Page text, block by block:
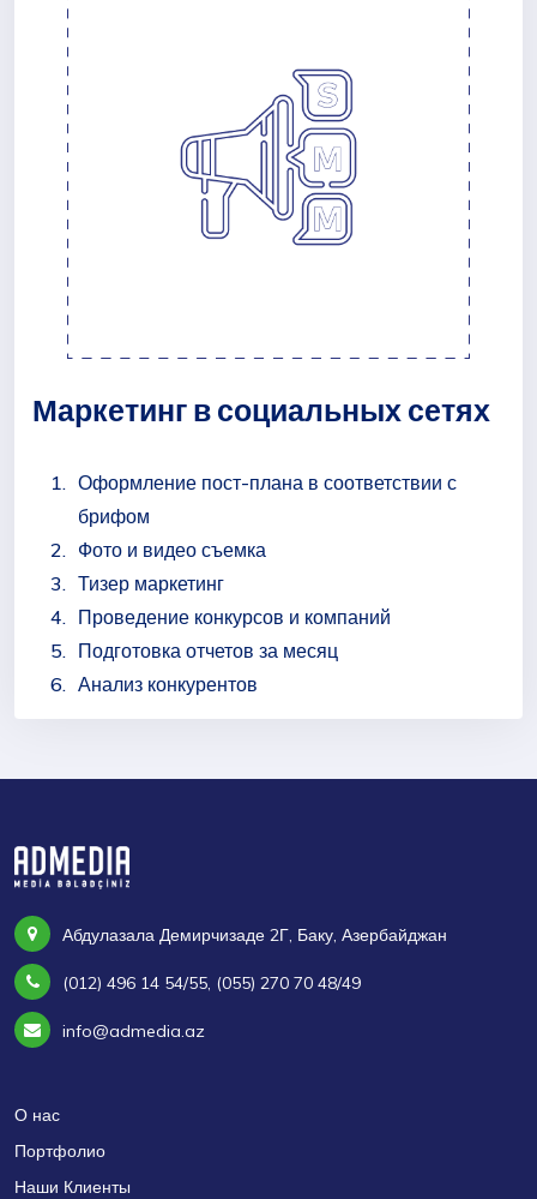
Маркетинг в социальных сетях
Оформление пост-плана в соответствии с
брифом
Фото и видео съемка
Тизер маркетинг
Проведение конкурсов и компаний
Подготовка отчетов за месяц
Анализ конкурентов
Абдулазала Демирчизаде 2Г, Баку, Азербайджан
(012) 496 14 54/55, (055) 270 70 48/49
info@admedia.az
О нас
Портфолио
Наши Клиенты